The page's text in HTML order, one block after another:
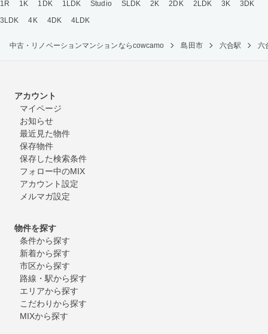
1R 1K 1DK 1LDK Studio SLDK 2K 2DK 2LDK 3K
3DK
3LDK
4K 4DK 4LDK
中古・リノベーションマンションならcowcamo 島田市 六合駅 六
アカウント
マイページ
お知らせ
最近見た物件
保存物件
保存した検索条件
フォロー中のMIX
アカウント設定
メルマガ設定
物件を探す
条件から探す
新着から探す
市区から探す
路線・駅から探す
エリアから探す
こだわりから探す
MIXから探す